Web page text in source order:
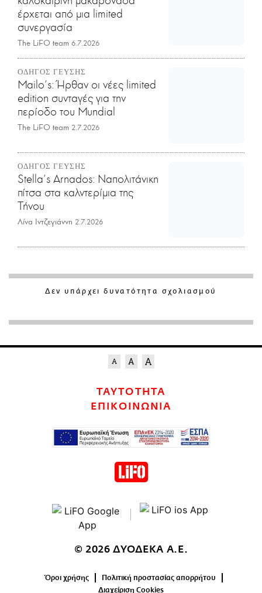
έρχεται από μια limited
συνεργασία
The LiFO team 6.7.2026
ΟΔΗΓΟΣ ΓΕΥΣΗΣ
Mailo’s: Ήρθαν οι νέες limited
edition συνταγές για την
περίοδο του Mundial
The LiFO team 2.7.2026
ΟΔΗΓΟΣ ΓΕΥΣΗΣ
Stella's Arnados: Ναπολιτάνικη
πίτσα στα καλντερίμια της
Τήνου
Λίνα Ιντζεγιάννη 2.7.2026
Δεν υπάρχει δυνατότητα σχολιασμού
ΤΑΥΤΟΤΗΤΑ
ΕΠΙΚΟΙΝΩΝΙΑ
© 2026 ΔΥΟΔΕΚΑ Α.Ε.
Όροι χρήσης
Πολιτική προστασίας απορρήτου
Διαχείριση Cookies